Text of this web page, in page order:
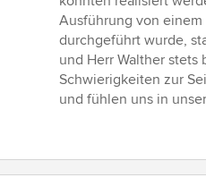
Ausführung von
durchgeführt wurde,
und Herr Walther stets
Schwierigkeiten zur
und fühlen uns in